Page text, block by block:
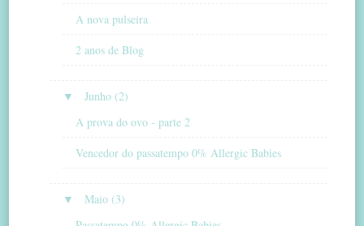
A nova pulseira
2 anos de Blog
▼
Junho (2)
A prova do ovo - parte 2
Vencedor do passatempo 0% Allergic Babies
▼
Maio (3)